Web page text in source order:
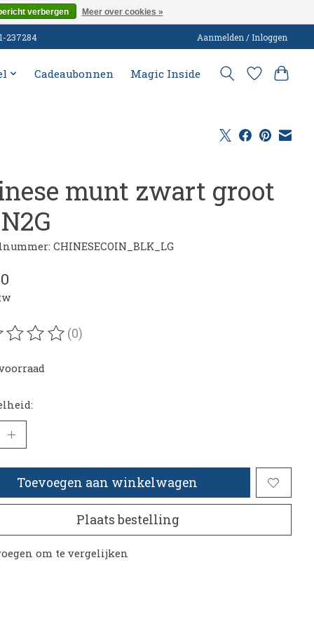
237284 Aanmelden / Inloggen
Cadeaubonnen Magic Inside
munt zwart groot
CHINESECOIN_BLK_LG
van dit product is
(0)
Toevoegen aan winkelwagen
Plaats bestelling
om te vergelijken
verbergen Meer over cookies »